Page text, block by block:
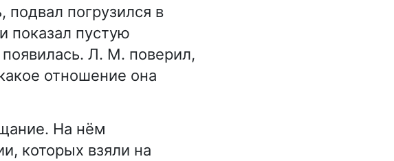
погрузился в
показал пустую
Л. М. поверил,
отношение она
На нём
которых взяли на